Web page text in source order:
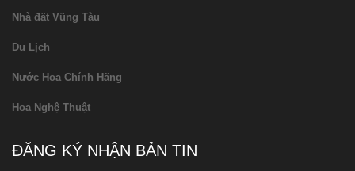
Nhà đất Vũng Tàu
Du Lịch
Nước Hoa Chính Hãng
Hoa Nghệ Thuật
ĐĂNG KÝ NHẬN BẢN TIN